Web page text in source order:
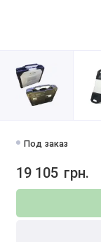
Под заказ
19 105 грн.